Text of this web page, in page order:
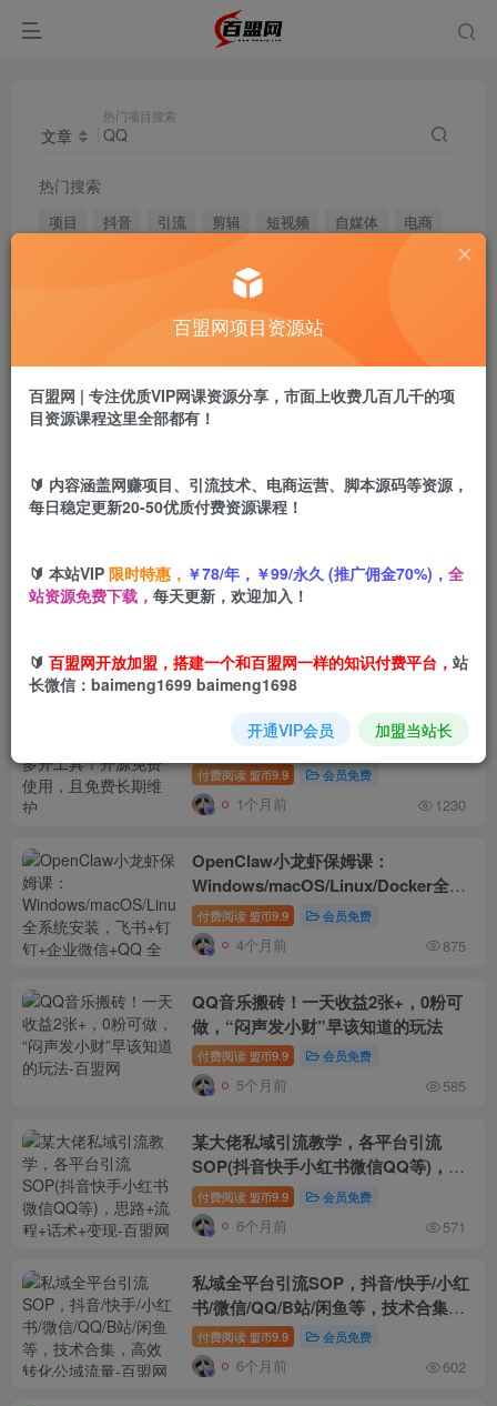
文章
热门项目搜索
热门搜索
项目 抖音 引流 剪辑 短视频 自媒体
电商
淘宝
搜索QQ，共找到755个文章
排序 最新 热门 点赞 评论 收藏
某大佬私域引流教学，各平台引流
SOP(抖音快手小红书微信QQ等)，思
30天前 489
Windows下PC版微信/QQ/TIM的防撤
回多开工具！开源免费使用，且免费长
期维护RevokeMsgPatcher
付费阅读 盟币9.9 会员免费
1个月前 1230
OpenClaw小龙虾保姆课：
Windows/macOS/Linux/Docker全系
统安装，飞书+钉钉+企业微信+QQ 全
接入
付费阅读 盟币9.9 会员免费
4个月前 875
QQ音乐搬砖！一天收益2张+，0粉可
做，“闷声发小财”早该知道的玩法
付费阅读 盟币9.9 会员免费
5个月前 585
某大佬私域引流教学，各平台引流
SOP(抖音快手小红书微信QQ等)，思
路+流程+话术+变现
付费阅读 盟币9.9 会员免费
6个月前 571
私域全平台引流SOP，抖音/快手/小红
书/微信/QQ/B站/闲鱼等，技术合集，
高效转化公域流量
付费阅读 盟币9.9 会员免费
6个月前 602
百盟网项目资源站
百盟网 | 专注优质VIP网课资源分享，市面上收费几百几千的项
目资源课程这里全部都有！
🔰 内容涵盖网赚项目、引流技术、电商运营、脚本源码等资源，
每日稳定更新20-50优质付费资源课程！
🔰 本站VIP 限时特惠， ￥78/年，￥99/永久 (推广佣金70%)， 全
站资源免费下载， 每天更新，欢迎加入！
🔰 百盟网开放加盟，搭建一个和百盟网一样的知识付费平台， 站
长微信：baimeng1699 baimeng1698
开通VIP会员 加盟当站长